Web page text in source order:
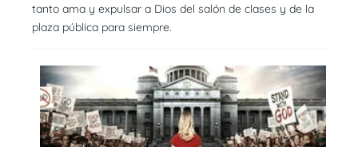
tanto ama y expulsar a Dios del salón de clases y de la
plaza pública para siempre.